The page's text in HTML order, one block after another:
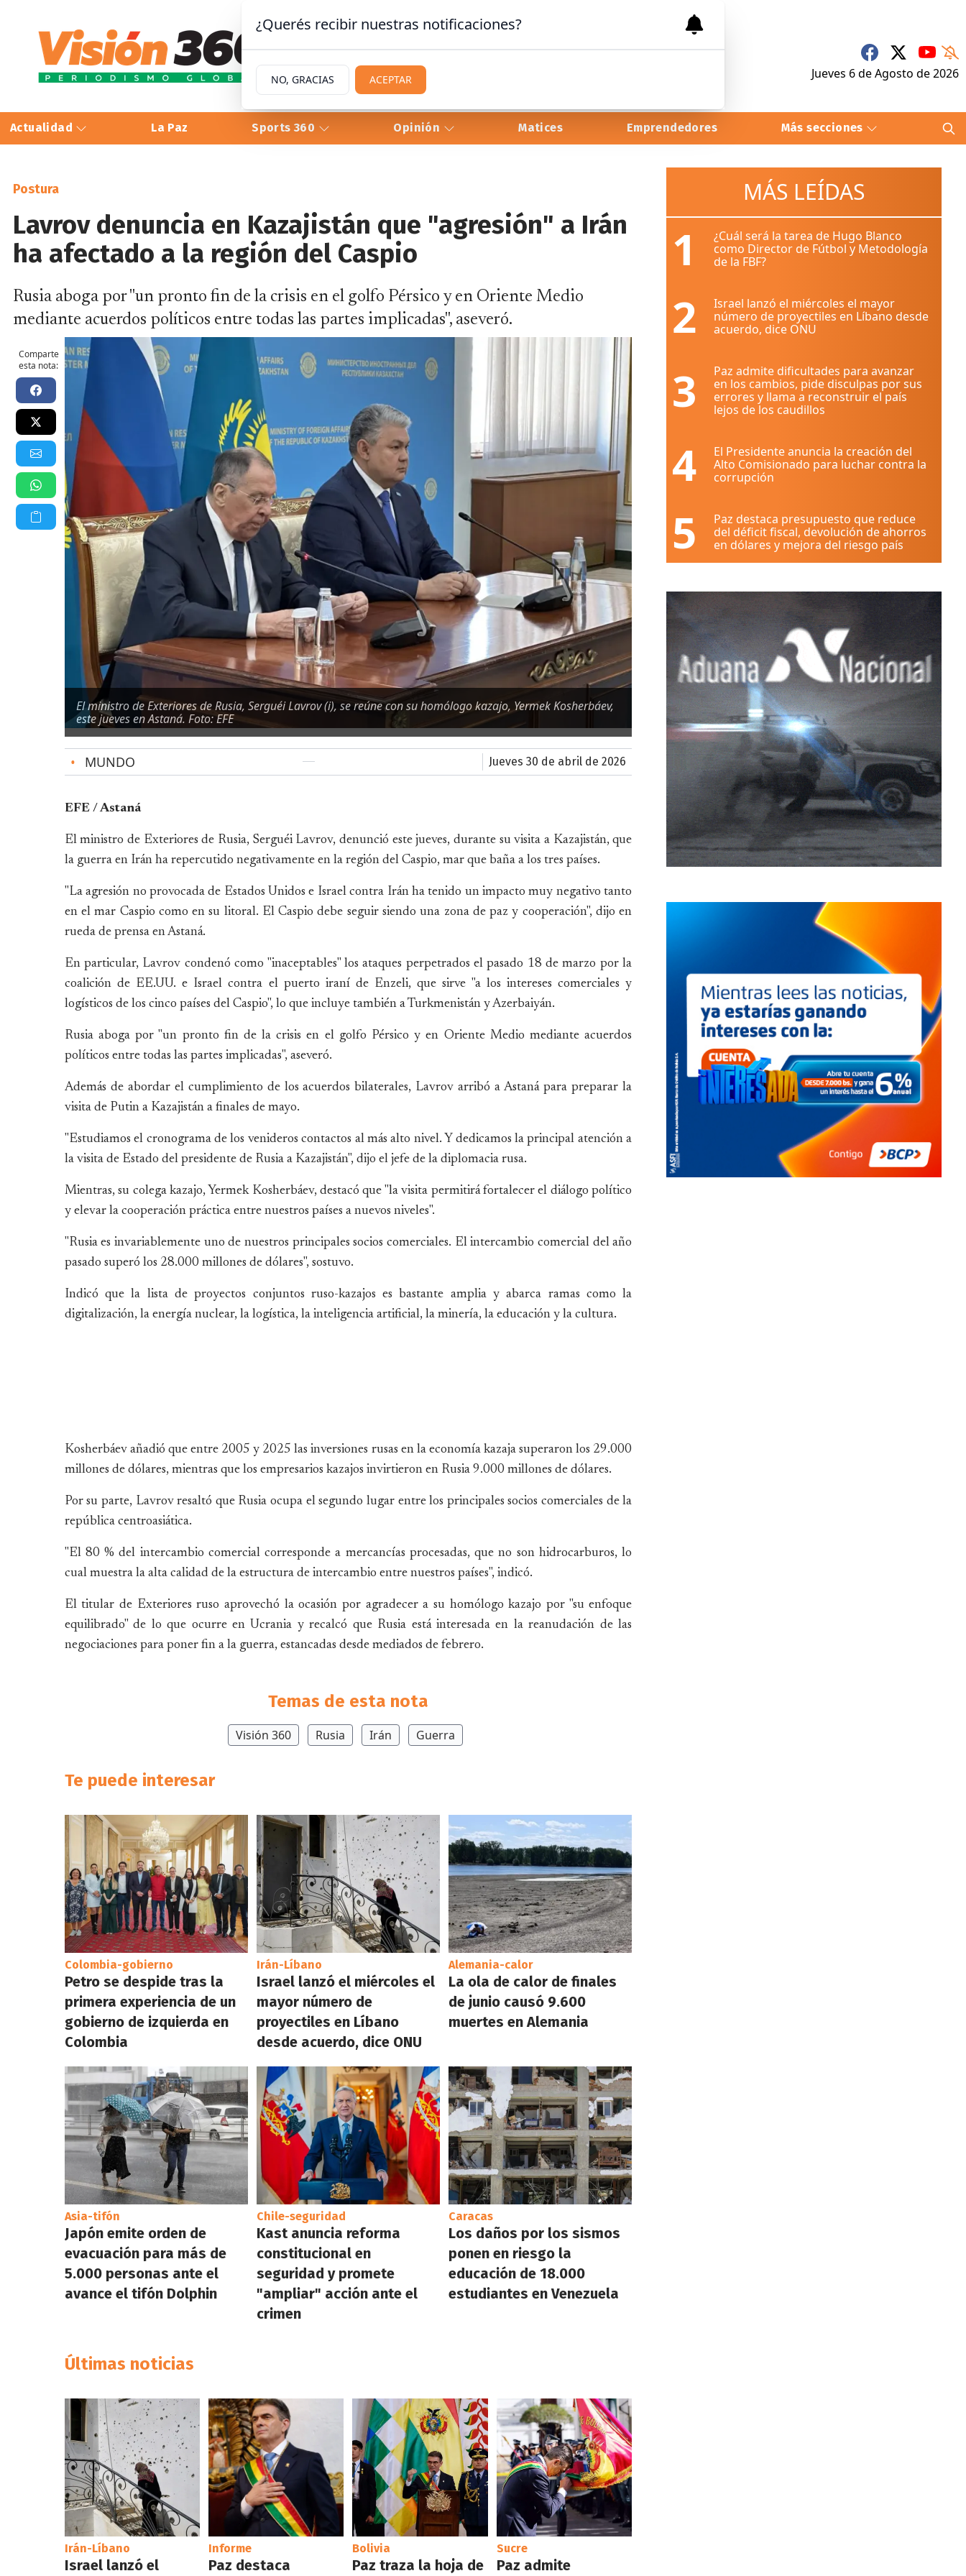
Jueves 6deAgosto de 2026
Actualidad La Paz Sports 360 Opinión Matices Emprendedores Más secciones
Postura
Lavrov denuncia en Kazajistán que "agresión" a Irán
ha afectado a la región del Caspio
Rusia aboga por "un pronto fin de la crisis en el golfo Pérsico y en Oriente Medio
mediante acuerdos políticos entre todas las partes implicadas", aseveró.
Comparte
esta nota:
El ministro de Exteriores de Rusia, Serguéi Lavrov (i), se reúne con su homólogo kazajo, Yermek Kosherbáev,
este jueves en Astaná. Foto: EFE
• MUNDO jueves 30 de abril de 2026
EFE / Astaná
El ministro de Exteriores de Rusia, Serguéi Lavrov, denunció este jueves, durante su visita a Kazajistán, que
la guerra en Irán ha repercutido negativamente en la región del Caspio, mar que baña a los tres países.
"La agresión no provocada de Estados Unidos e Israel contra Irán ha tenido un impacto muy negativo tanto
en el mar Caspio como en su litoral. El Caspio debe seguir siendo una zona de paz y cooperación", dijo en
rueda de prensa en Astaná.
En particular, Lavrov condenó como "inaceptables" los ataques perpetrados el pasado 18 de marzo por la
coalición de EE.UU. e Israel contra el puerto iraní de Enzeli, que sirve "a los intereses comerciales y
logísticos de los cinco países del Caspio", lo que incluye también a Turkmenistán y Azerbaiyán.
Rusia aboga por "un pronto fin de la crisis en el golfo Pérsico y en Oriente Medio mediante acuerdos
políticos entre todas las partes implicadas", aseveró.
Además de abordar el cumplimiento de los acuerdos bilaterales, Lavrov arribó a Astaná para preparar la
visita de Putin a Kazajistán a finales de mayo.
"Estudiamos el cronograma de los venideros contactos al más alto nivel. Y dedicamos la principal atención a
la visita de Estado del presidente de Rusia a Kazajistán", dijo el jefe de la diplomacia rusa.
Mientras, su colega kazajo, Yermek Kosherbáev, destacó que "la visita permitirá fortalecer el diálogo político
y elevar la cooperación práctica entre nuestros países a nuevos niveles".
"Rusia es invariablemente uno de nuestros principales socios comerciales. El intercambio comercial del año
pasado superó los 28.000 millones de dólares", sostuvo.
Indicó que la lista de proyectos conjuntos ruso-kazajos es bastante amplia y abarca ramas como la
digitalización, la energía nuclear, la logística, la inteligencia artificial, la minería, la educación y la cultura.
Kosherbáev añadió que entre 2005 y 2025 las inversiones rusas en la economía kazaja superaron los 29.000
millones de dólares, mientras que los empresarios kazajos invirtieron en Rusia 9.000 millones de dólares.
Por su parte, Lavrov resaltó que Rusia ocupa el segundo lugar entre los principales socios comerciales de la
república centroasiática.
"El 80 % del intercambio comercial corresponde a mercancías procesadas, que no son hidrocarburos, lo
cual muestra la alta calidad de la estructura de intercambio entre nuestros países", indicó.
El titular de Exteriores ruso aprovechó la ocasión por agradecer a su homólogo kazajo por "su enfoque
equilibrado" de lo que ocurre en Ucrania y recalcó que Rusia está interesada en la reanudación de las
negociaciones para poner fin a la guerra, estancadas desde mediados de febrero.
Temas de esta nota
Visión 360 Rusia Irán Guerra
Te puede interesar
Colombia-gobierno
Petro se despide tras la
primera experiencia de un
gobierno de izquierda en
Colombia
Irán-Líbano
Israel lanzó el miércoles el
mayor número de
proyectiles en Líbano
desde acuerdo, dice ONU
Alemania-calor
La ola de calor de finales
de junio causó 9.600
muertes en Alemania
Asia-tifón
Japón emite orden de
evacuación para más de
5.000 personas ante el
avance el tifón Dolphin
Chile-seguridad
Kast anuncia reforma
constitucional en
seguridad y promete
"ampliar" acción ante el
crimen
Caracas
Los daños por los sismos
ponen en riesgo la
educación de 18.000
estudiantes en Venezuela
Últimas noticias
Irán-Líbano
Israel lanzó el
Informe
Paz destaca
Bolivia
Paz traza la hoja de
Sucre
Paz admite
MÁS LEÍDAS
1
¿Cuál será la tarea de Hugo Blanco
como Director de Fútbol y Metodología
de la FBF?
2
Israel lanzó el miércoles el mayor
número de proyectiles en Líbano desde
acuerdo, dice ONU
3
Paz admite dificultades para avanzar
en los cambios, pide disculpas por sus
errores y llama a reconstruir el país
lejos de los caudillos
4
El Presidente anuncia la creación del
Alto Comisionado para luchar contra la
corrupción
5
Paz destaca presupuesto que reduce
del déficit fiscal, devolución de ahorros
en dólares y mejora del riesgo país
¿Querés recibir nuestras notificaciones?
NO, GRACIAS ACEPTAR